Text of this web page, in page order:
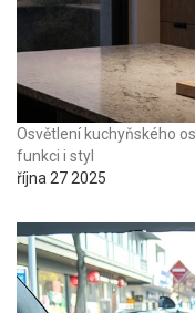
Osvětlení kuchyňského
funkci i styl
října 27 2025